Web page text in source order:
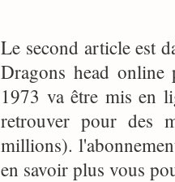
Le second article est
Dragons head
1973 va être mis en
retrouver pour des
millions).
en savoir plus vous